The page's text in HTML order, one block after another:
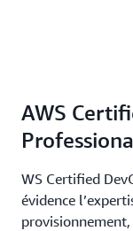
AWS
WS Certified
évidence